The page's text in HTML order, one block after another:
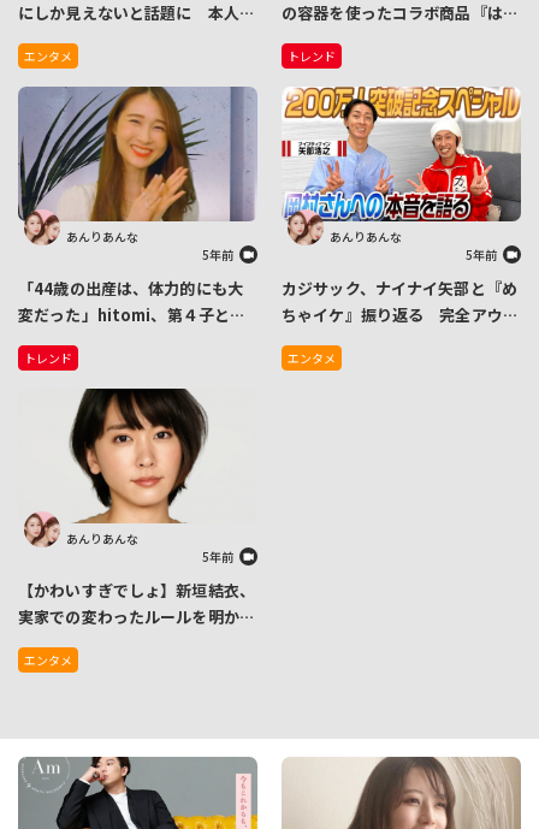
にしか見えないと話題に 本人の
さすがの切り返しにファン爆笑
エンタメ
の容器を使ったコラボ商品『はち
みつアラビックリ!?ヤマト』発売
トレンド
あんりあんな
5年前
「44歳の出産は、体力的にも大
変だった」hitomi、第４子とな
る男の子の出産を報告 母子共
に、健康なことに安堵
トレンド
あんりあんな
5年前
カジサック、ナイナイ矢部と『め
ちゃイケ』振り返る 完全アウェ
ーの中、矢部がカジサックにかけ
た一言とは…
エンタメ
あんりあんな
5年前
【かわいすぎでしょ】新垣結衣、
実家での変わったルールを明か
す 「お供えしていたパイナップ
ルを…」
エンタメ